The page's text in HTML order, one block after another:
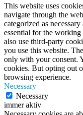
This website uses
navigate through the
categorized as
essential for the
also use third-party
you use this website.
only with your consent.
cookies. But opting out
browsing experience.
Necessary
Necessary
immer aktiv